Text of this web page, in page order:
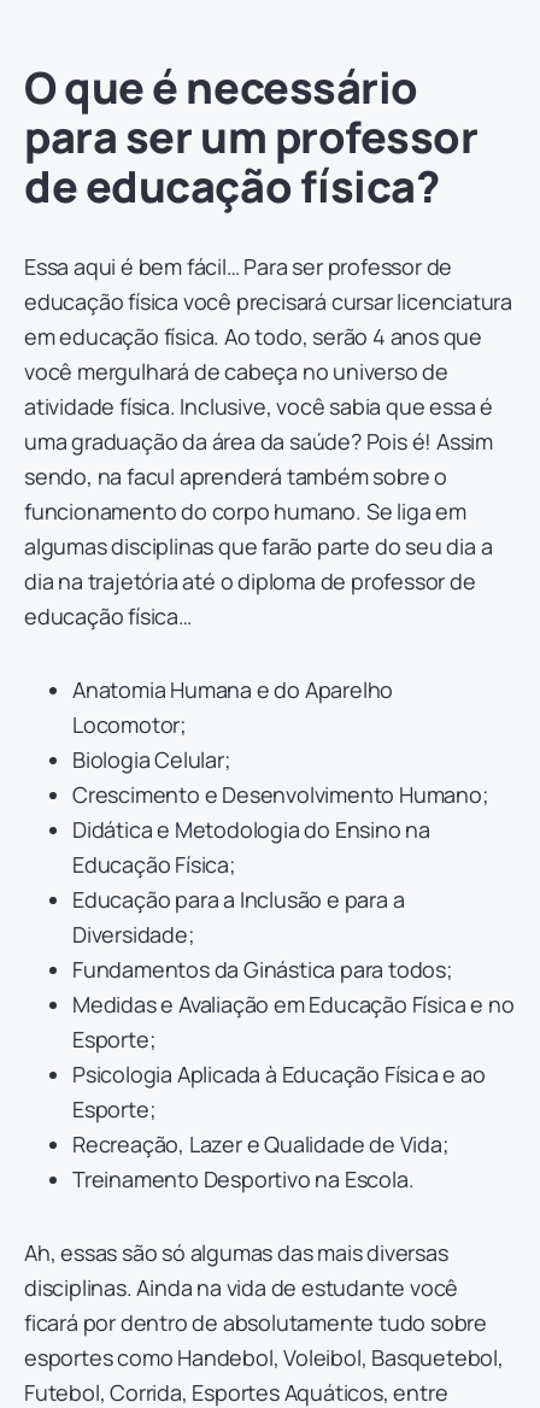
O que é necessário
para ser um professor
de educação física?
Essa aqui é bem fácil… Para ser professor de
educação física você precisará cursar licenciatura
em educação física. Ao todo, serão 4 anos que
você mergulhará de cabeça no universo de
atividade física. Inclusive, você sabia que essa é
uma graduação da área da saúde? Pois é! Assim
sendo, na facul aprenderá também sobre o
funcionamento do corpo humano. Se liga em
algumas disciplinas que farão parte do seu dia a
dia na trajetória até o diploma de professor de
educação física…
Anatomia Humana e do Aparelho
Locomotor;
Biologia Celular;
Crescimento e Desenvolvimento Humano;
Didática e Metodologia do Ensino na
Educação Física;
Educação para a Inclusão e para a
Diversidade;
Fundamentos da Ginástica para todos;
Medidas e Avaliação em Educação Física e no
Esporte;
Psicologia Aplicada à Educação Física e ao
Esporte;
Recreação, Lazer e Qualidade de Vida;
Treinamento Desportivo na Escola.
Ah, essas são só algumas das mais diversas
disciplinas. Ainda na vida de estudante você
ficará por dentro de absolutamente tudo sobre
esportes como Handebol, Voleibol, Basquetebol,
Futebol, Corrida, Esportes Aquáticos, entre